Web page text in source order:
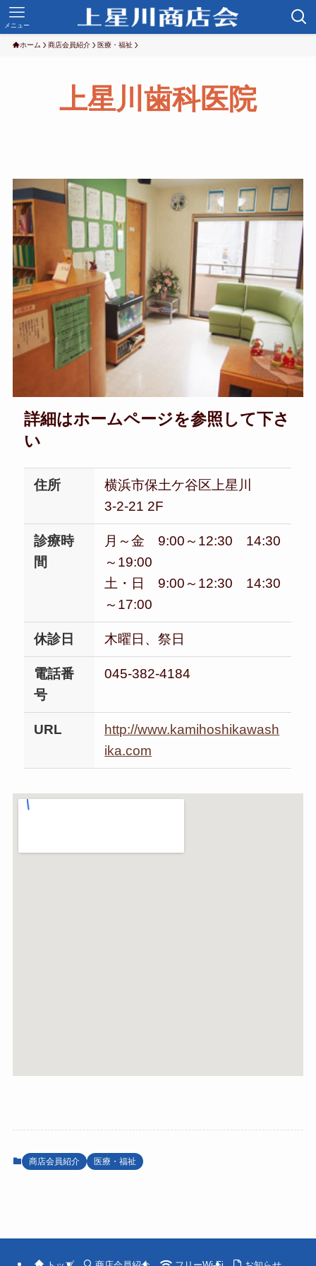
メニュー
ホーム 商店会員紹介 医療・福祉
上星川歯科医院
詳細はホームページを参照して下さ
い
住所
横浜市保土ケ谷区上星川
3-2-21 2F
診療時
間
月～金 9:00～12:30 14:30
～19:00
土・日 9:00～12:30 14:30
～17:00
休診日 木曜日、祭日
電話番
号
045-382-4184
URL
http://www.kamihoshikawash
ika.com
商店会員紹介 医療・福祉